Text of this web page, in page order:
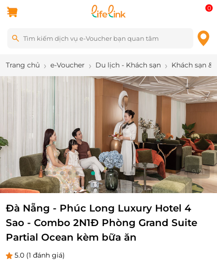
0
Trang chủ e-Voucher Du lịch - Khách sạn Khách sạn &
9/21
Đà Nẵng - Phúc Long Luxury Hotel 4
Sao - Combo 2N1Đ Phòng Grand Suite
Partial Ocean kèm bữa ăn
5.0 (1 đánh giá)